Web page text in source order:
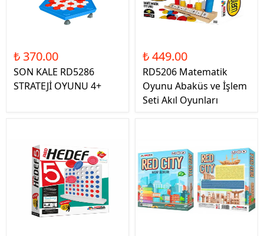
₺ 370.00
SON KALE RD5286
STRATEJİ OYUNU 4+
₺ 449.00
RD5206 Matematik
Oyunu Abaküs ve İşlem
Seti Akıl Oyunları